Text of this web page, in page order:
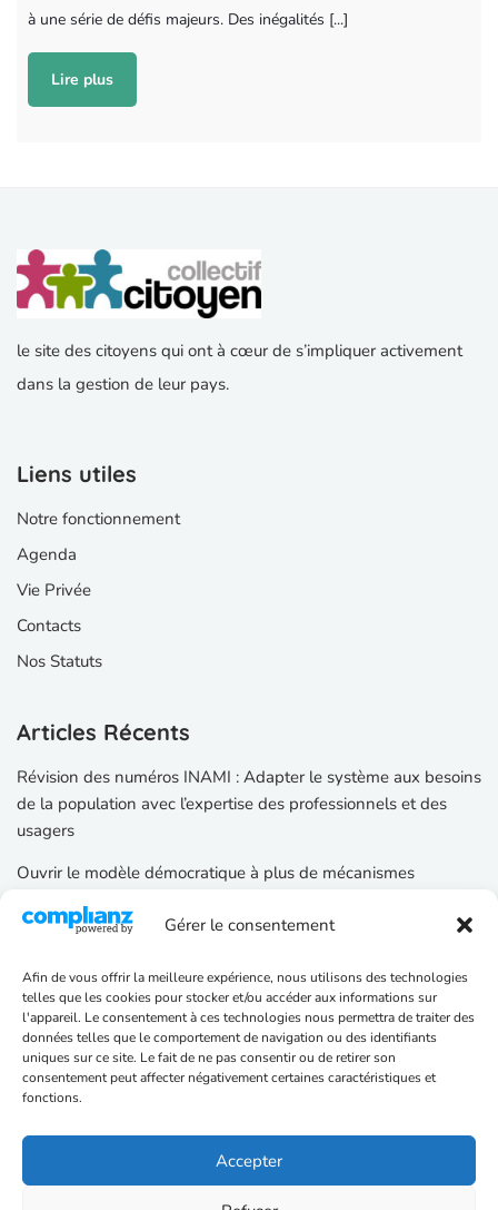
Gérer le consentement
Afin de vous offrir la meilleure expérience, nous utilisons des technologies
telles que les cookies pour stocker et/ou accéder aux informations sur
l'appareil. Le consentement à ces technologies nous permettra de traiter des
données telles que le comportement de navigation ou des identifiants
uniques sur ce site. Le fait de ne pas consentir ou de retirer son
consentement peut affecter négativement certaines caractéristiques et
fonctions.
Accepter
à une série de défis majeurs. Des inégalités [...]
Lire plus
le site des citoyens qui ont à cœur de s’impliquer activement
dans la gestion de leur pays.
Liens utiles
Notre fonctionnement
Agenda
Vie Privée
Contacts
Nos Statuts
Articles Récents
Révision des numéros INAMI : Adapter le système aux besoins
de la population avec l’expertise des professionnels et des
usagers
Ouvrir le modèle démocratique à plus de mécanismes
Catégories d’articles
Santé
Projet Politique